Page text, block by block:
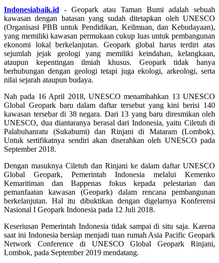
Indonesiabaik.id - Geopark atau Taman Bumi adalah sebuah
kawasan dengan batasan yang sudah ditetapkan oleh UNESCO
(Organisasi PBB untuk Pendidikan, Keilmuan, dan Kebudayaan),
yang memiliki kawasan permukaan cukup luas untuk pembangunan
ekonomi lokal berkelanjutan. Geopark global harus terdiri atas
sejumlah jejak geologi yang memiliki keindahan, kelangkaan,
ataupun kepentingan ilmiah khusus. Geopark tidak hanya
berhubungan dengan geologi tetapi juga ekologi, arkeologi, serta
nilai sejarah ataupun budaya.
Nah pada 16 April 2018, UNESCO menambahkan 13 UNESCO
Global Geopark baru dalam daftar tersebut yang kini berisi 140
kawasan tersebar di 38 negara. Dari 13 yang baru diresmikan oleh
UNESCO, dua diantaranya berasal dari Indonesia, yaitu Ciletuh di
Palabuhanratu (Sukabumi) dan Rinjani di Mataram (Lombok).
Untuk sertifikatnya sendiri akan diserahkan oleh UNESCO pada
September 2018.
Dengan masuknya Ciletuh dan Rinjani ke dalam daftar UNESCO
Global Geopark, Pemerintah Indonesia melalui Kemenko
Kemaritiman dan Bappenas fokus kepada pelestarian dan
pemanfaatan kawasan (Geopark) dalam rencana pembangunan
berkelanjutan. Hal itu dibuktikan dengan digelarnya Konferensi
Nasional I Geopark Indonesia pada 12 Juli 2018.
Keseriusan Pemerintah Indonesia tidak sampai di situ saja. Karena
saat ini Indonesia bersiap menjadi tuan rumah Asia Pacific Geopark
Network Conference di UNESCO Global Geopark Rinjani,
Lombok, pada September 2019 mendatang.